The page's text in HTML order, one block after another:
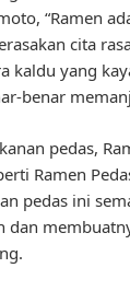
“Ramen
cita
kaldu yang
benar
pedas,
Ramen
pedas ini
dan